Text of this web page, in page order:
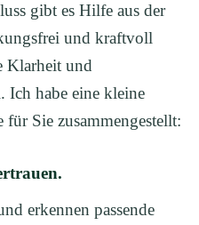
gibt es Hilfe aus der
und kraftvoll
Klarheit und
Ich habe eine kleine
Sie zusammengestellt:
erkennen passende